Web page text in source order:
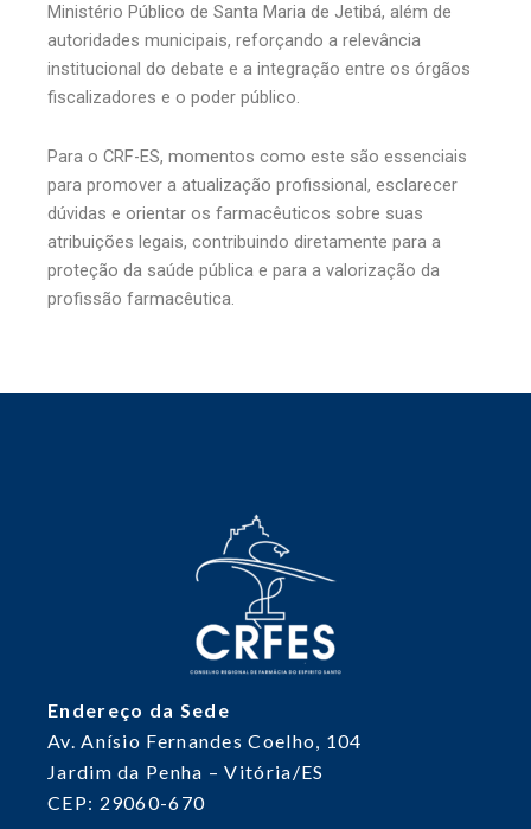
Ministério Público de Santa Maria de Jetibá, além de
autoridades municipais, reforçando a relevância
institucional do debate e a integração entre os órgãos
fiscalizadores e o poder público.
Para o CRF-ES, momentos como este são essenciais
para promover a atualização profissional, esclarecer
dúvidas e orientar os farmacêuticos sobre suas
atribuições legais, contribuindo diretamente para a
proteção da saúde pública e para a valorização da
profissão farmacêutica.
Endereço da Sede
Av. Anísio Fernandes Coelho, 104
Jardim da Penha – Vitória/ES
CEP: 29060-670